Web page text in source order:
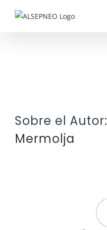
Sobre el Autor:
Mermolja